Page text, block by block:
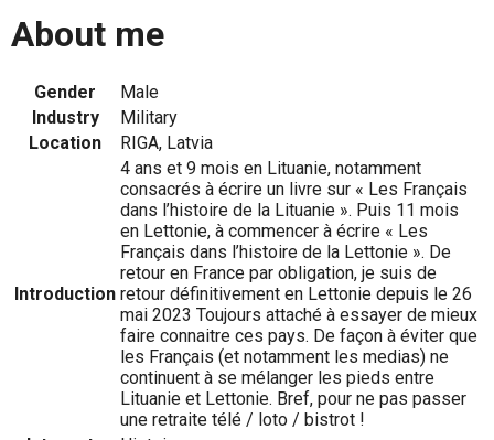
About me
Gender
Male
Industry
Military
Location
RIGA, Latvia
Introduction
4 ans et 9 mois en Lituanie, notamment
consacrés à écrire un livre sur « Les Français
dans l’histoire de la Lituanie ». Puis 11 mois
en Lettonie, à commencer à écrire « Les
Français dans l’histoire de la Lettonie ». De
retour en France par obligation, je suis de
retour définitivement en Lettonie depuis le 26
mai 2023 Toujours attaché à essayer de mieux
faire connaitre ces pays. De façon à éviter que
les Français (et notamment les medias) ne
continuent à se mélanger les pieds entre
Lituanie et Lettonie. Bref, pour ne pas passer
une retraite télé / loto / bistrot !